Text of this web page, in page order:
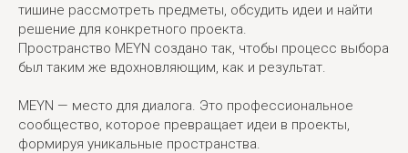
тишине рассмотреть предметы, обсудить идеи и найти
решение для конкретного проекта.
Пространство MEYN создано так, чтобы процесс выбора
был таким же вдохновляющим, как и результат.
MEYN — место для диалога. Это профессиональное
сообщество, которое превращает идеи в проекты,
формируя уникальные пространства.